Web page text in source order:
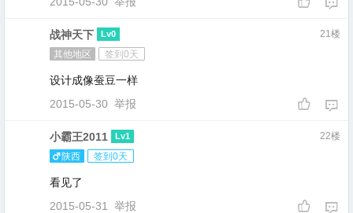
战神天下 Lv0
其他地区 签到0天
设计成像蚕豆一样
21楼
2015-05-30 举报
小霸王2011 Lv1
陕西 签到0天
看见了
22楼
2015-05-31 举报